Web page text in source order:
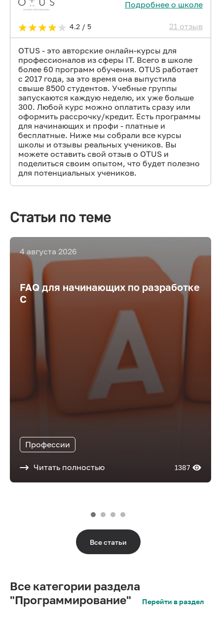
Подробнее о школе
4.2 / 5 21 отзыв
OTUS - это авторские онлайн-курсы для
профессионалов из сферы IT. Всего в школе
более 60 программ обучения. OTUS работает
с 2017 года, за это время она выпустила
свыше 8500 студентов. Учебные группы
запускаются каждую неделю, их уже больше
300. Любой курс можно оплатить сразу или
оформить рассрочку/кредит. Есть программы
для начинающих и профи - платные и
бесплатные. Ниже мы собрали все курсы
школы и отзывы реальных учеников. Вы
можете оставить свой отзыв о OTUS и
поделиться своим опытом, что будет полезно
для потенциальных учеников.
Статьи по теме
4 августа 2026
FAQ для начинающих по разработке
С
Профессии
Читать полностью 1387
Все статьи
Все категории раздела
"Программирование"
Перейти в раздел